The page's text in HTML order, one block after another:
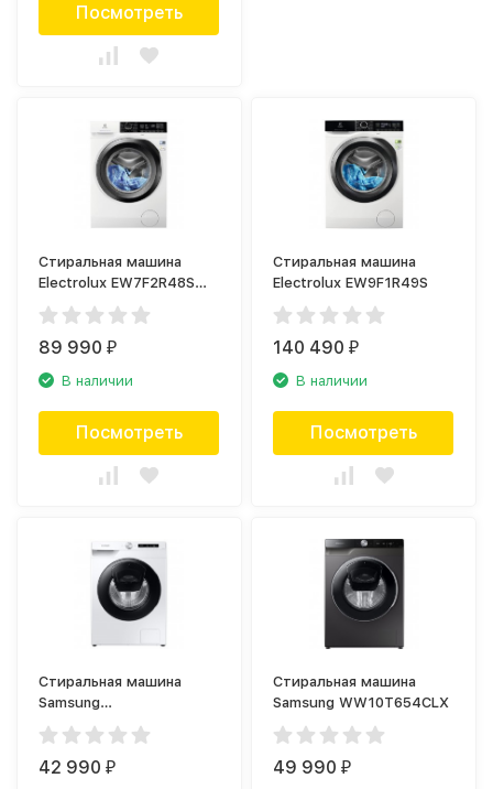
Посмотреть
Стиральная машина
Electrolux EW7F2R48S
PerfectCare
89 990₽
В наличии
Посмотреть
Стиральная машина
Electrolux EW9F1R49S
140 490₽
В наличии
Посмотреть
Стиральная машина
Samsung
WW90T554CAW
42 990₽
Стиральная машина
Samsung WW10T654CLX
49 990₽